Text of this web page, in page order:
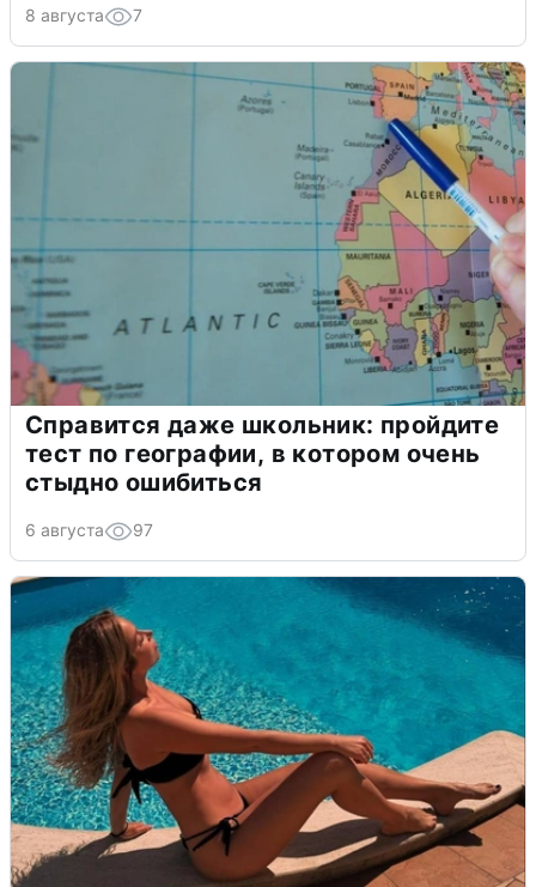
8 августа 7
Справится даже школьник: пройдите
тест по географии, в котором очень
стыдно ошибиться
6 августа 97